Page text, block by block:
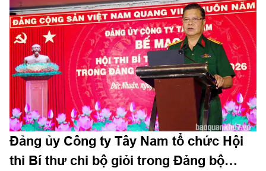
cho bước đồng hành cùng hạ tầng tài chính mới của Thành
phố. Đây cũng là công trình ý nghĩa chào mừng kỷ niệm 50
năm Thành phố vinh dự mang tên Chủ tịch Hồ Chí Minh và
hướng tới cột mốc 30 năm Ngân hàng Thương mại cổ phần
Quân đội (MB) có mặt tại khu vực phía Nam.
Đảng ủy Công ty Tây Nam tổ chức Hội
thi Bí thư chi bộ giỏi trong Đảng bộ